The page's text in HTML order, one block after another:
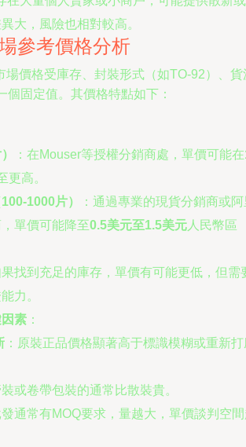
大，風險也相對較高。
參考價格分析
場價格受庫存、封裝形式（如TO-92）、貨
個固定值。其價格特點如下：
：在Mouser等授權分銷商處，單價可能在
更高。
1000片）
：通過專業的現貨分銷商或
單價可能降至0.5美元至1.5美元 人民幣區
果找到充足的庫存，單價有可能更低，但需
力。
素 ：
：原裝正品價格顯著高于標識模糊或重新
裝或卷帶包裝的通常比散裝貴。
發通常有MOQ要求，量越大，單價談判空